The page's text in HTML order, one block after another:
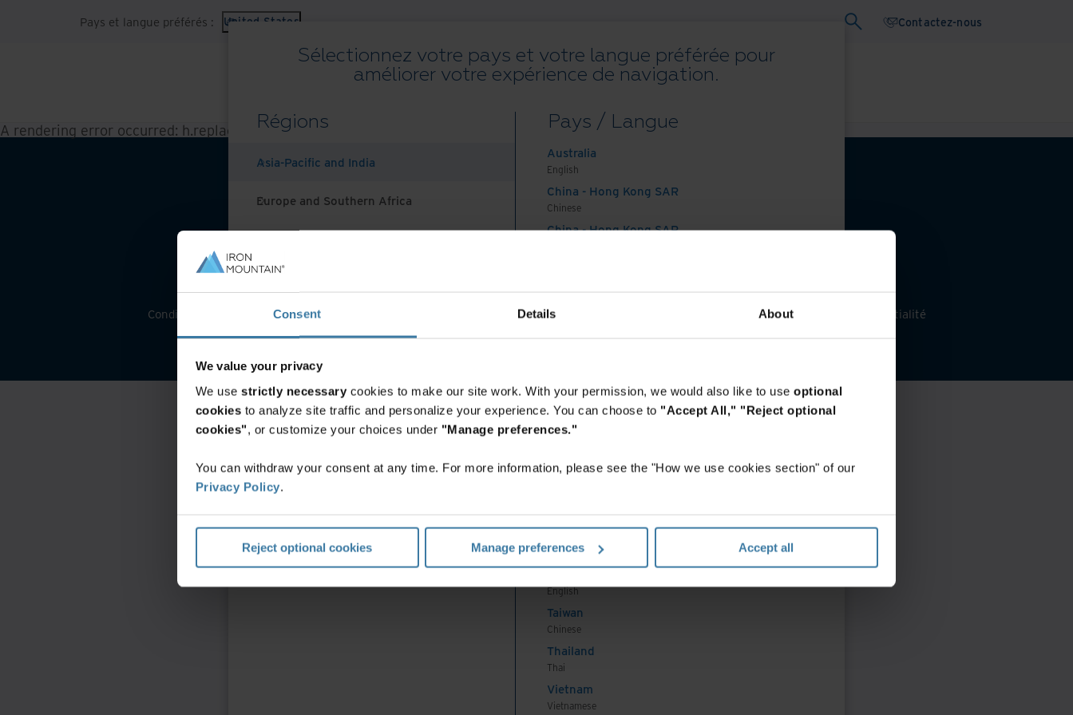
Consent Details About
We value your privacy
We use strictly necessary cookies to make our site work. With your permission, we would also like to use optional
cookies to analyze site traffic and personalize your experience. You can choose to "Accept All," "Reject optional
cookies", or customize your choices under "Manage preferences."
You can withdraw your consent at any time. For more information, please see the "How we use cookies section" of our
Privacy Policy.
Reject optional cookies Manage preferences Accept all
Pays et langue préférés : United States Contactez-nous
Blogs Guides solution
Sélectionnez votre pays et votre langue préférée pour
améliorer votre expérience de navigation.
Régions
Asia-Pacific and India
Europe and Southern Africa
Middle East North Africa And Turkey
North America
Pays / Langue
Australia
English
China - Hong Kong SAR
Chinese
China - Hong Kong SAR
India
English
Indonesia
Indonesian
Korea
Korean
Malaysia
English
English
English
English
Taiwan
Chinese
Thailand
Thai
Vietnam
Vietnamese
A rendering error occurred: h.replaceAll is not a function
Conditions générales d’utilisation Web CGV et spécifications de servicePolitique de confidentialité Gérez vos préférences de confidentialité